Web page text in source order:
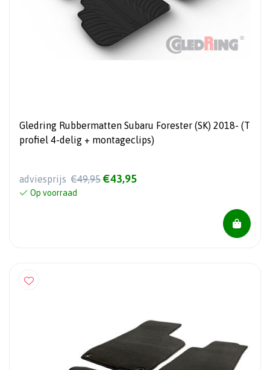
Gledring Rubbermatten Subaru Forester (SK) 2018- (T
profiel 4-delig + montageclips)
adviesprijs €49,95 €43,95
Op voorraad